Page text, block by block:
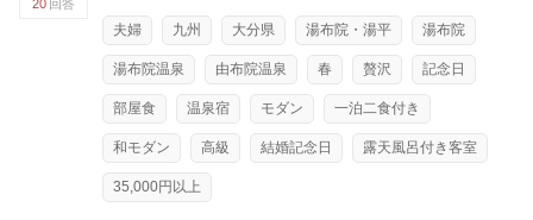
20 回答
夫婦
九州 大分県 湯布院・湯平 湯布院
湯布院温泉 由布院温泉 春 贅沢 記念日
部屋食 温泉宿 モダン 一泊二食付き
和モダン 高級 結婚記念日 露天風呂付き客室
35,000円以上